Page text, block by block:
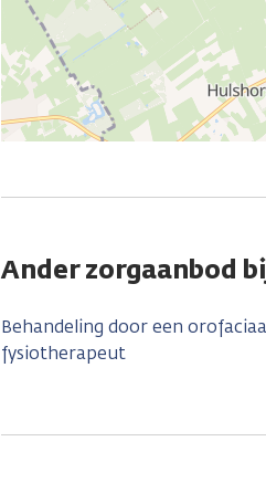
Ander zorgaanbod
Behandeling door een
fysiotherapeut